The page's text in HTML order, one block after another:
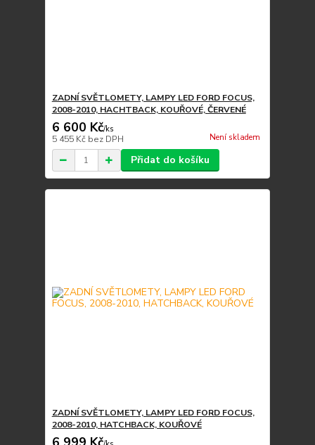
ZADNÍ SVĚTLOMETY, LAMPY LED FORD FOCUS,
2008-2010, HACHTBACK, KOUŘOVÉ, ČERVENÉ
6 600 Kč/ks
5 455 Kč bez DPH Není skladem
Přidat do košíku
ZADNÍ SVĚTLOMETY, LAMPY LED FORD FOCUS,
2008-2010, HATCHBACK, KOUŘOVÉ